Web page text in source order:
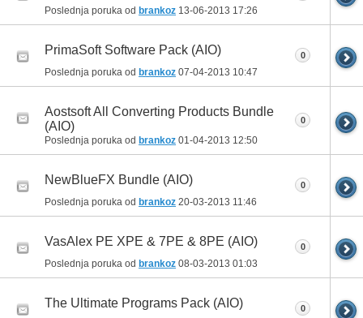
Poslednja poruka od brankoz 13-06-2013 17:26
PrimaSoft Software Pack (AIO)
Poslednja poruka od brankoz 07-04-2013 10:47
0
Aostsoft All Converting Products Bundle
(AIO)
Poslednja poruka od brankoz 01-04-2013 12:50
0
NewBlueFX Bundle (AIO)
Poslednja poruka od brankoz 20-03-2013 11:46
0
VasAlex PE XPE & 7PE & 8PE (AIO)
Poslednja poruka od brankoz 08-03-2013 01:03
0
The Ultimate Programs Pack (AIO) 0